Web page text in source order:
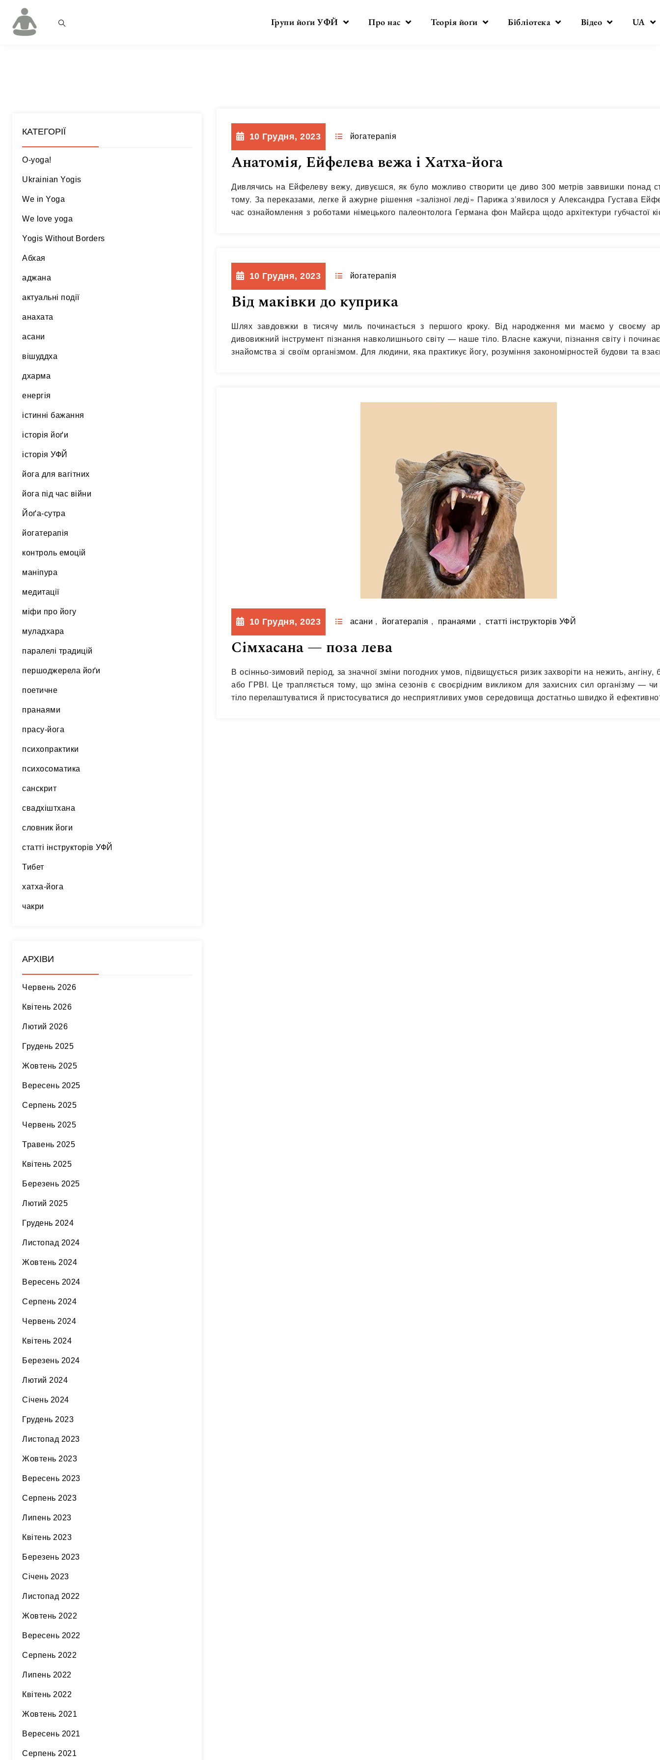
Групи йоґи УФЙ Про нас Теорія йоґи Бібліотека Відео UA
КАТЕГОРІЇ
O-yoga!
Ukrainian Yogis
We in Yoga
We love yoga
Yogis Without Borders
Абхая
аджана
актуальні події
анахата
асани
вішуддха
дхарма
енергія
істинні бажання
історія йоґи
історія УФЙ
йога для вагітних
йога під час війни
Йоґа-сутра
йогатерапія
контроль емоцій
маніпура
медитації
міфи про йогу
муладхара
паралелі традицій
першоджерела йоґи
поетичне
пранаями
прасу-йога
психопрактики
психосоматика
санскрит
свадхіштхана
словник йоги
статті інструкторів УФЙ
Тибет
хатха-йога
чакри
АРХІВИ
Червень 2026
Квітень 2026
Лютий 2026
Грудень 2025
Жовтень 2025
Вересень 2025
Серпень 2025
Червень 2025
Травень 2025
Квітень 2025
Березень 2025
Лютий 2025
Грудень 2024
Листопад 2024
Жовтень 2024
Вересень 2024
Серпень 2024
Червень 2024
Квітень 2024
Березень 2024
Лютий 2024
Січень 2024
Грудень 2023
Листопад 2023
Жовтень 2023
Вересень 2023
Серпень 2023
Липень 2023
Квітень 2023
Березень 2023
Січень 2023
Листопад 2022
Жовтень 2022
Вересень 2022
Серпень 2022
Липень 2022
Квітень 2022
Жовтень 2021
Вересень 2021
Серпень 2021
10 Грудня, 2023 йогатерапія
Анатомія, Ейфелева вежа і Хатха-йога
Дивлячись на Ейфелеву вежу, дивуєшся, як було можливо створити це диво 300 метрів заввишки понад
тому. За переказами, легке й ажурне рішення «залізної леді» Парижа з’явилося у Александра Густава
час ознайомлення з роботами німецького палеонтолога Германа фон Майєра щодо архітектури губчастої
10 Грудня, 2023 йогатерапія
Від маківки до куприка
Шлях завдовжки в тисячу миль починається з першого кроку. Від народження ми маємо у своєму
дивовижний інструмент пізнання навколишнього світу — наше тіло. Власне кажучи, пізнання світу і
знайомства зі своїм організмом. Для людини, яка практикує йогу, розуміння закономірностей будови та
10 Грудня, 2023 асани , йогатерапія , пранаями , статті інструкторів УФЙ
Сімхасана — поза лева
В осінньо-зимовий період, за значної зміни погодних умов, підвищується ризик захворіти на нежить, ангіну,
або ГРВІ. Це трапляється тому, що зміна сезонів є своєрідним викликом для захисних сил організму —
тіло перелаштуватися й пристосуватися до несприятливих умов середовища достатньо швидко й